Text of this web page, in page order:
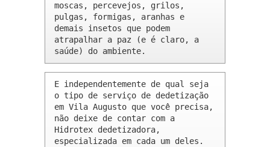
moscas, percevejos, grilos,
pulgas, formigas, aranhas e
demais insetos que podem
atrapalhar a paz (e é claro, a
saúde) do ambiente.
E independentemente de qual seja
o tipo de serviço de dedetização
em Vila Augusto que você precisa,
não deixe de contar com a
Hidrotex dedetizadora,
especializada em cada um deles.